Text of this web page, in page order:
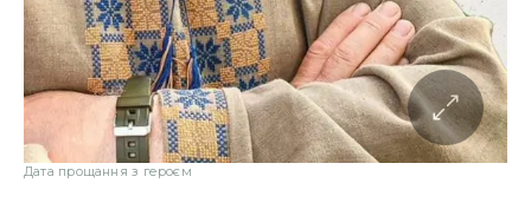
Дата прощання з героєм